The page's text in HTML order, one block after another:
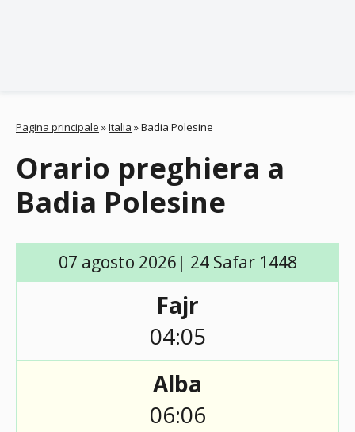
Pagina principale »Italia »Badia Polesine
Orario preghiera a
Badia Polesine
07 agosto 2026| 24 Safar 1448
Fajr
04:05
Alba
06:06